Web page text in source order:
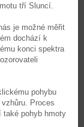
tří Sluncí.
je možné měřit
dochází k
konci spektra
pohybu
Proces
také pohyb hmoty